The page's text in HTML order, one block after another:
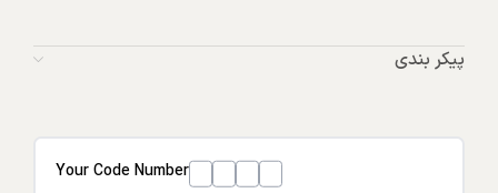
پیکر بندی
Your Code Number